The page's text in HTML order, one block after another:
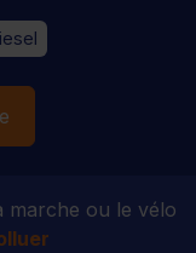
marche ou le vélo